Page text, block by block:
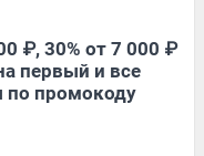
₽, 30% от 7 000 ₽
первый и все
по промокоду